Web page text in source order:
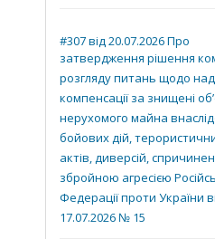
#307 від 20.07.2026 Про
затвердження рішення
розгляду питань щодо
компенсації за знищені
нерухомого майна
бойових дій,
актів, диверсій,
збройною агресією
Федерації проти України
17.07.2026 № 15